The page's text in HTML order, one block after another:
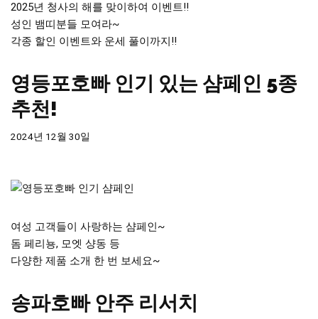
2025년 청사의 해를 맞이하여 이벤트!!
성인 뱀띠분들 모여라~
각종 할인 이벤트와 운세 풀이까지!!
영등포호빠 인기 있는 샴페인 5종
추천!
2024년 12월 30일
여성 고객들이 사랑하는 샴페인~
돔 페리뇽, 모엣 샹동 등
다양한 제품 소개 한 번 보세요~
송파호빠 안주 리서치